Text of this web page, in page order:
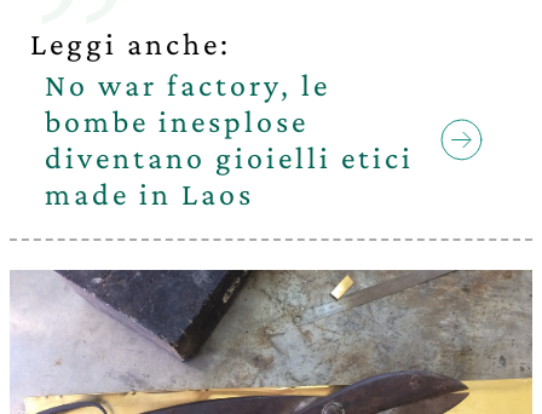
Leggi anche:
No war factory, le
bombe inesplose
diventano gioielli etici
made in Laos